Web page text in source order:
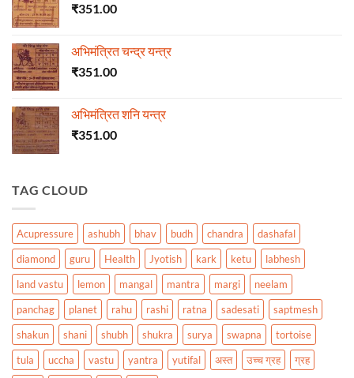
₹351.00
अभिमंत्रित चन्द्र यन्त्र
₹351.00
अभिमंत्रित शनि यन्त्र
₹351.00
TAG CLOUD
Acupressure ashubh bhav budh chandra
dashafal
diamond
guru Health Jyotish kark ketu
labhesh
land vastu
lemon mangal mantra margi
neelam
panchag
planet rahu rashi ratna sadesati
saptmesh
shakun
shani shubh shukra surya swapna
tortoise
tula
uccha vastu yantra yutifal अस्त उच्च ग्रह
ग्रह